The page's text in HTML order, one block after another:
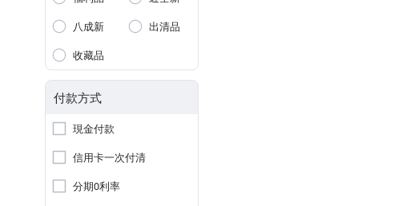
八成新
出清品
收藏品
付款方式
現金付款
信用卡一次付清
分期0利率